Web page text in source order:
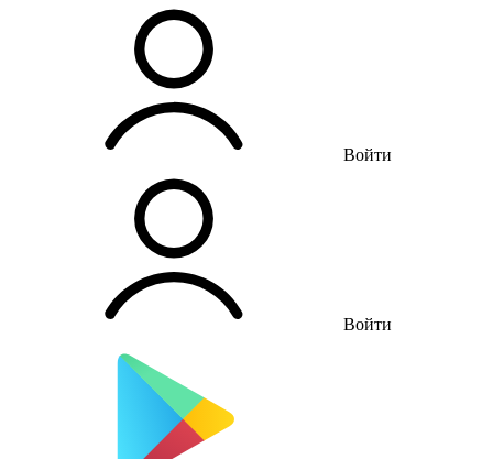
Войти
Войти